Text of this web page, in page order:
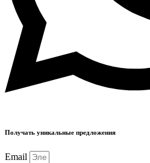
Получать уникальные предложения
Email